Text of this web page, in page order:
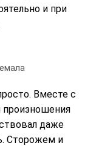
и при
Вместе с
даже
Сторожем и